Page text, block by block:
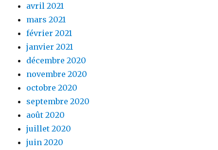
avril 2021
mars 2021
février 2021
janvier 2021
décembre 2020
novembre 2020
octobre 2020
septembre 2020
août 2020
juillet 2020
juin 2020